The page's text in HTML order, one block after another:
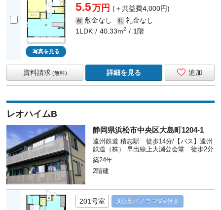
写真を見る
5.5万円(＋共益費4,000円)
敷 敷金なし 礼 礼金なし
1LDK
40.33m2 1階
追加
資料請求 (無料) 詳細を見る
レオハイムB
静岡県浜松市中央区大島町1204-1
遠州鉄道 積志駅 徒歩14分/【バス】遠州
鉄道（株） 早出線上大瀬公会堂 徒歩2分
築24年
2階建
201号室 360度パノラマVR付き